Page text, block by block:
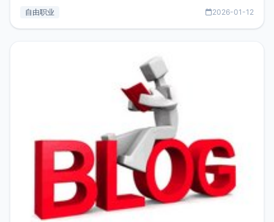
收入下降20%，但却过得很充实，2026年不求突破，但求保
自由职业 2026-01-12